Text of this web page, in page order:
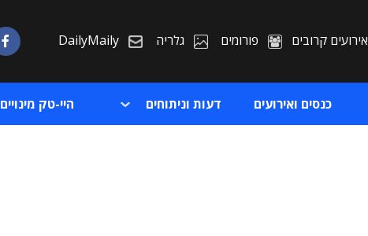
אירועים קרובים פורומים גלריה DailyMaily
כנסים ואירועים דעות וניתוחים היי-טק מינויים